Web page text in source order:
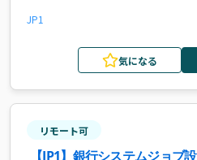
JP1
気になる
リモート可
【JP1】銀行システムジョブ